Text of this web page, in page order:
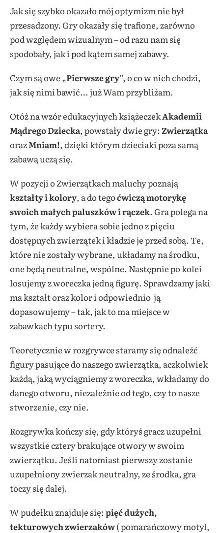
Jak się szybko okazało mój optymizm nie był
przesadzony. Gry okazały się trafione, zarówno
pod względem wizualnym – od razu nam się
spodobały, jak i pod kątem samej zabawy.
Czym są owe „Pierwsze gry”, o co w nich chodzi,
jak się nimi bawić… już Wam przybliżam.
Otóż na wzór edukacyjnych książeczekAkademii
Mądrego Dziecka, powstały dwie gry: Zwierzątka
orazMniam!, dzięki którym dzieciaki poza samą
zabawą uczą się.
W pozycji o Zwierzątkach maluchy poznają
kształty i kolory, a do tegoćwiczą motorykę
swoich małych paluszków i rączek. Gra polega na
tym, że każdy wybiera sobie jedno z pięciu
dostępnych zwierzątek i kładzie je przed sobą. Te,
które nie zostały wybrane, układamy na środku,
one będą neutralne, wspólne. Następnie po kolei
losujemy z woreczka jedną figurę. Sprawdzamy jaki
ma kształt oraz kolor i odpowiednio ją
dopasowujemy – tak, jak to ma miejsce w
zabawkach typu sortery.
Teoretycznie w rozgrywce staramy się odnaleźć
figury pasujące do naszego zwierzątka, aczkolwiek
każdą, jaką wyciągniemy z woreczka, wkładamy do
danego otworu, niezależnie od tego, czy to nasze
stworzenie, czy nie.
Rozgrywka kończy się, gdy któryś gracz uzupełni
wszystkie cztery brakujące otwory w swoim
zwierzątku. Jeśli natomiast pierwszy zostanie
uzupełniony zwierzak neutralny, ze środka, gra
toczy się dalej.
W pudełku znajduje się: pięć dużych,
tekturowych zwierzaków( pomarańczowy motyl,